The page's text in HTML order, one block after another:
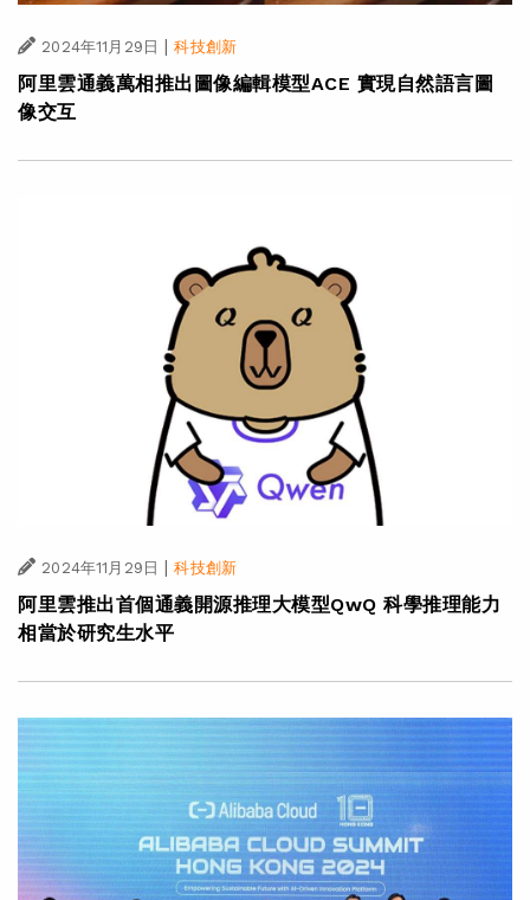
2024年11月29日 | 科技創新
阿里雲通義萬相推出圖像編輯模型ACE 實現自然語言圖
像交互
2024年11月29日 | 科技創新
阿里雲推出首個通義開源推理大模型QwQ 科學推理能力
相當於研究生水平